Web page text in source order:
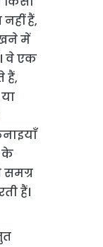
हैं,
में
वे एक
हैं,
के
समग्र
हैं।